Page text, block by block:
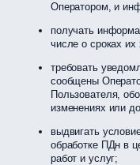
Оператором, и
получать
числе о сроках их
требовать
сообщены
Пользователя,
изменениях или
выдвигать
обработке ПДн в
работ и услуг;